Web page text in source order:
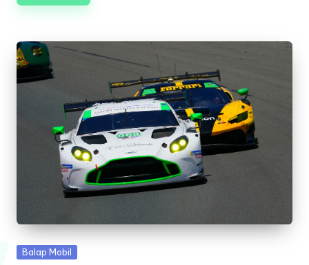
Posted
Balap Mobil